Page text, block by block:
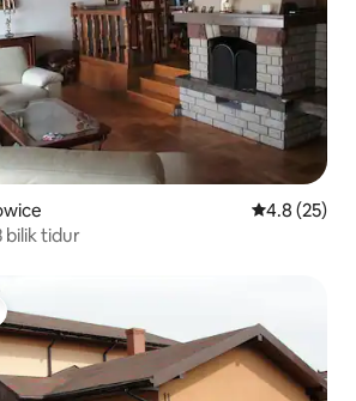
Penarafan
4.8 (25)
bilik tidur